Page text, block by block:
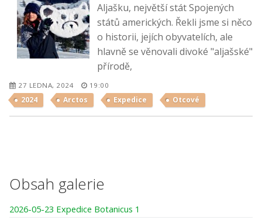
Aljašku, největší stát Spojených
států amerických. Řekli jsme si něco
o historii, jejích obyvatelích, ale
hlavně se věnovali divoké "aljašské"
přírodě,
27 LEDNA, 2024 19:00
2024 Arctos Expedice Otcové
Obsah galerie
2026-05-23 Expedice Botanicus 1